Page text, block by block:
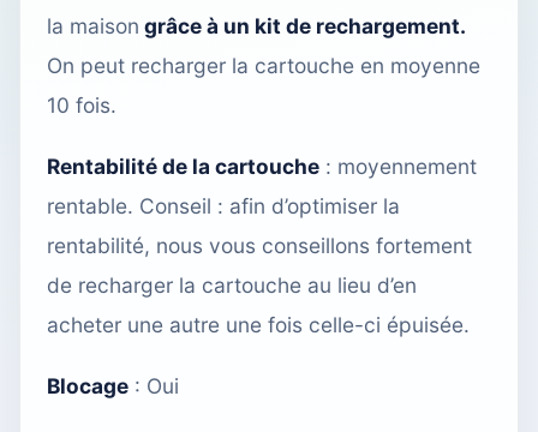
la maison grâce à un kit de rechargement.
On peut recharger la cartouche en moyenne
10 fois.
Rentabilité de la cartouche : moyennement
rentable. Conseil : afin d’optimiser la
rentabilité, nous vous conseillons fortement
de recharger la cartouche au lieu d’en
acheter une autre une fois celle-ci épuisée.
Blocage : Oui